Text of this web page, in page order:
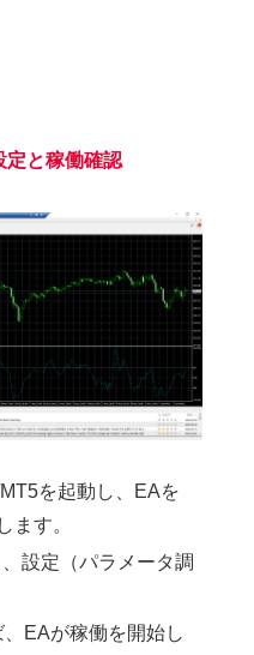
定と稼働確認
を起動し、EAを
ます。
設定（パラメータ調
EAが稼働を開始し